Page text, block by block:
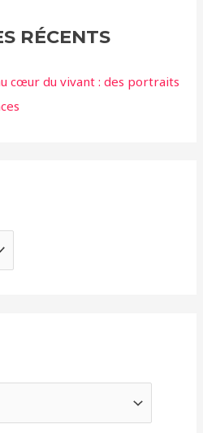
RÉCENTS
cœur du vivant : des portraits